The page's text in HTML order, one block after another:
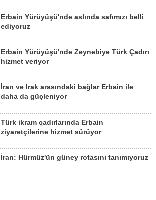
Erbain Yürüyüşü'nde aslında safımızı belli
ediyoruz
Erbain Yürüyüşü'nde Zeynebiye Türk Çadırı
hizmet veriyor
İran ve Irak arasındaki bağlar Erbain ile
daha da güçleniyor
Türk ikram çadırlarında Erbain
ziyaretçilerine hizmet sürüyor
İran: Hürmüz'ün güney rotasını tanımıyoruz